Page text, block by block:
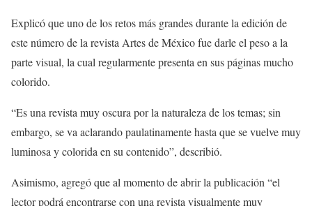
Explicó que uno de los retos más grandes durante la edición de
este número de la revista Artes de México fue darle el peso a la
parte visual, la cual regularmente presenta en sus páginas mucho
colorido.
“Es una revista muy oscura por la naturaleza de los temas; sin
embargo, se va aclarando paulatinamente hasta que se vuelve muy
luminosa y colorida en su contenido”, describió.
Asimismo, agregó que al momento de abrir la publicación “el
lector podrá encontrarse con una revista visualmente muy